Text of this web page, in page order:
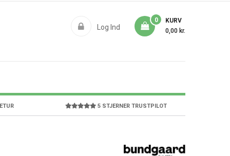
Log Ind
KURV
0
0,00 kr.
5 STJERNER TRUSTPILOT